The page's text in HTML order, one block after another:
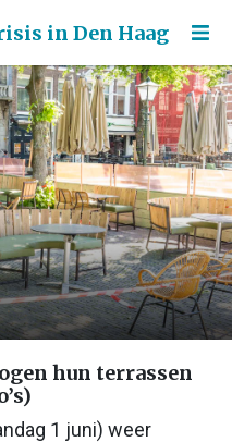
in Den Haag
hun terrassen
1 juni) weer